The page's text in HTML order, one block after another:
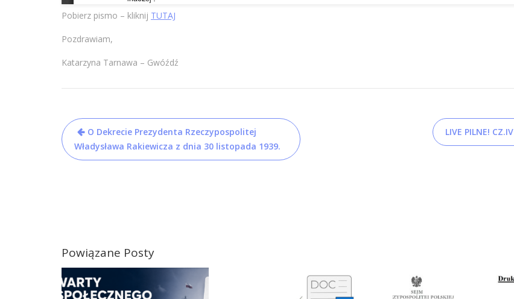
Pobierz pismo – kliknij TUTAJ
Pozdrawiam,
Katarzyna Tarnawa – Gwóźdź
Nawigacja
wpisu
O Dekrecie Prezydenta Rzeczypospolitej
Władysława Rakiewicza z dnia 30 listopada 1939.
LIVE PILNE! CZ.IV
Powiązane Posty